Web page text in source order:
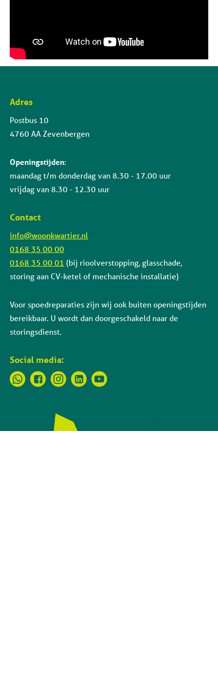
Contactinformatie
Adres
Postbus 10
4760 AA Zevenbergen
Openingstijden:
maandag t/m donderdag van 8.30 - 17.00 uur
vrijdag van 8.30 - 12.30 uur
Contact
info@woonkwartier.nl
0168 35 00 00
0168 35 00 01 (bij rioolverstopping, glasschade,
storing aan CV-ketel of mechanische installatie)
Voor spoedreparaties zijn wij ook buiten openingstijden
bereikbaar. U wordt dan doorgeschakeld naar de
storingsdienst.
Social media: